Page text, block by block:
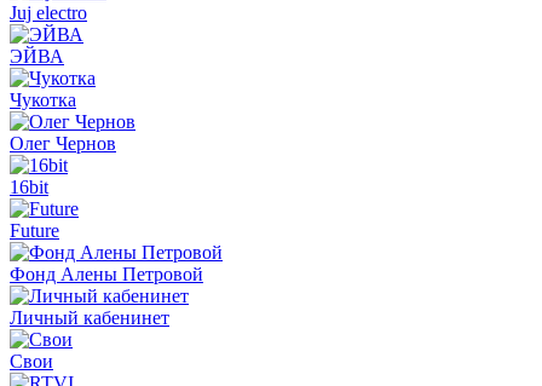
Juj electro
ЭЙВА
Чукотка
Олег Чернов
16bit
Future
Фонд Алены Петровой
Личный кабенинет
Свои